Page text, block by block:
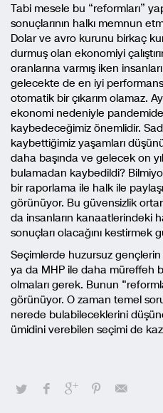
Tabi mesele bu “reformları”
sonuçlarının halkı memnun
Dolar ve avro kurunu birkaç
durmuş olan ekonomiyi
oranlarına varmış iken
gelecekte de en iyi
otomatik bir çıkarım olamaz.
ekonomi nedeniyle
kaybedeceğimiz önemlidir.
kaybettiğimiz yaşamları
daha başında ve gelecek on
bulamadan kaybedildi?
bir raporlama ile halk ile
görünüyor. Bu güvensizlik
da insanların kanaatlerindeki
sonuçları olacağını kestirmek
Seçimlerde huzursuz
ya da MHP ile daha müreffeh
olmaları gerek. Bunun
görünüyor. O zaman temel
nerede bulabileceklerini
ümidini verebilen seçimi de